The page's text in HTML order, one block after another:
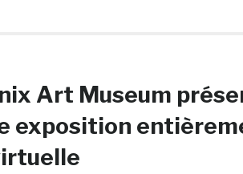
Art Museum
exposition